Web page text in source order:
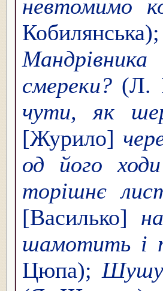
невтомимо
смереки? (Л.
чути, як
[Журило]
од його
торішнє
[Василько]
шамотить і
Цюпа);